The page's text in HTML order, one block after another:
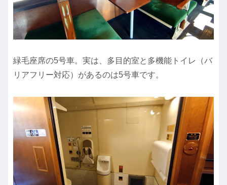
緑毛座席の5号車。実は、多目的室と多機能トイレ（バ
リアフリー対応）があるのは5号車です。